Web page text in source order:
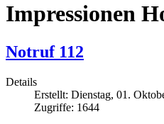
Impressionen
Notruf 112
Details
Erstellt: Dienstag, 01.
Zugriffe: 1644